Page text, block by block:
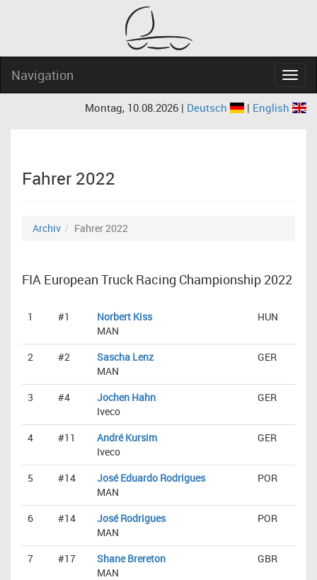
Navigation
Montag, 10.08.2026 | Deutsch | English
Fahrer 2022
Archiv Fahrer 2022
FIA European Truck Racing Championship 2022
1 #1
Norbert Kiss
MAN
HUN
2 #2
Sascha Lenz
MAN
GER
3 #4
Jochen Hahn
Iveco
GER
4 #11
André Kursim
Iveco
GER
5 #14
José Eduardo Rodrigues
MAN
POR
6 #14
José Rodrigues
MAN
POR
7 #17
Shane Brereton
MAN
GBR